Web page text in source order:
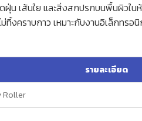
ฝุ่น เส้นใย และสิ่งสกปรกบนพื้นผิวใ
คราบกาว เหมาะกับงานอิเล็กทรอ
รายละเอียด
Roller